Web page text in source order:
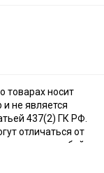
товарах носит
не является
437(2) ГК РФ.
отличаться от
за собой